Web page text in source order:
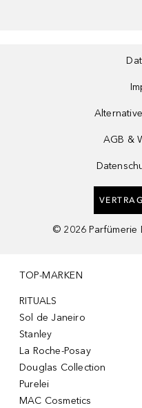
AGB &
© 2026 Parfümerie
TOP-MARKEN
RITUALS
Sol de Janeiro
Stanley
La Roche-Posay
Douglas Collection
Purelei
MAC Cosmetics